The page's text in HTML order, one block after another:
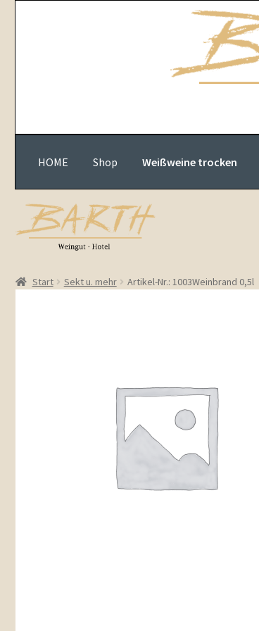
HOME Shop Weißweine trocken
Start Sekt u. mehr Artikel-Nr.: 1003Weinbrand 0,5l